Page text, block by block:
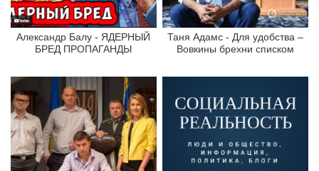
Александр Балу - ЯДЕРНЫЙ
БРЕД ПРОПАГАНДЫ
Таня Адамс - Для удобства –
Вовкины брехни списком